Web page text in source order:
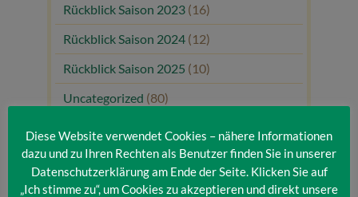
Rückblick Saison 2023 (16)
Rückblick Saison 2024 (12)
Rückblick Saison 2025 (10)
Uncategorized (80)
Diese Website verwendet Cookies – nähere Informationen
dazu und zu Ihren Rechten als Benutzer finden Sie in unserer
Datenschutzerklärung am Ende der Seite. Klicken Sie auf
„Ich stimme zu“, um Cookies zu akzeptieren und direkt unsere